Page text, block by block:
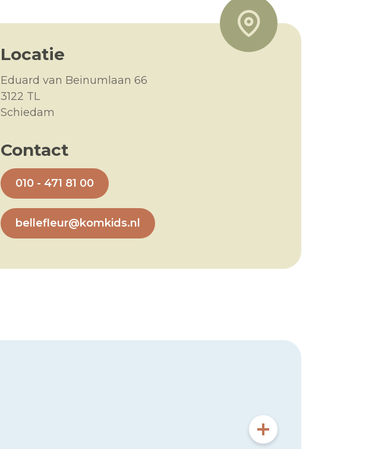
Locatie
Eduard van Beinumlaan 66
3122 TL
Schiedam
Contact
010 - 471 81 00
bellefleur@komkids.nl